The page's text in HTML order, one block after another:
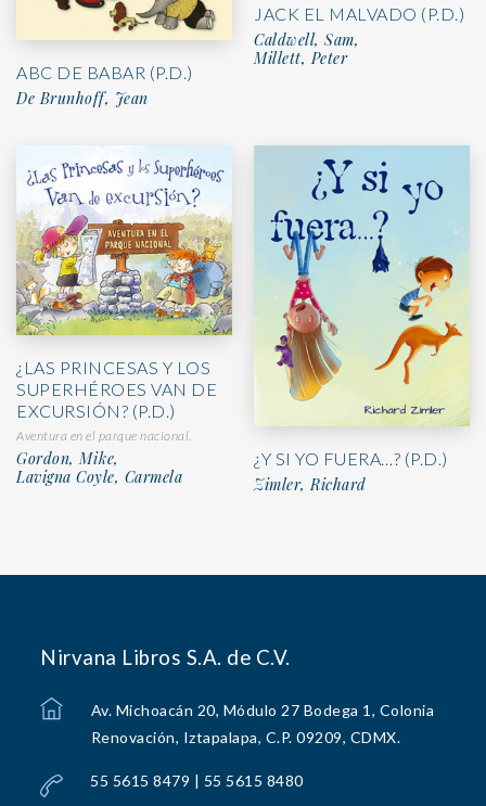
ABC DE BABAR (P.D.)
De Brunhoff, Jean
JACK EL MALVADO (P.D.)
Caldwell, Sam,
Millett, Peter
¿LAS PRINCESAS Y LOS
SUPERHÉROES VAN DE
EXCURSIÓN? (P.D.)
Aventura en el parque nacional.
Gordon, Mike,
Lavigna Coyle, Carmela
¿Y SI YO FUERA…? (P.D.)
Zimler, Richard
Nirvana Libros S.A. de C.V.
Av. Michoacán 20, Módulo 27 Bodega 1, Colonia
Renovación, Iztapalapa, C.P. 09209, CDMX.
55 5615 8479 | 55 5615 8480